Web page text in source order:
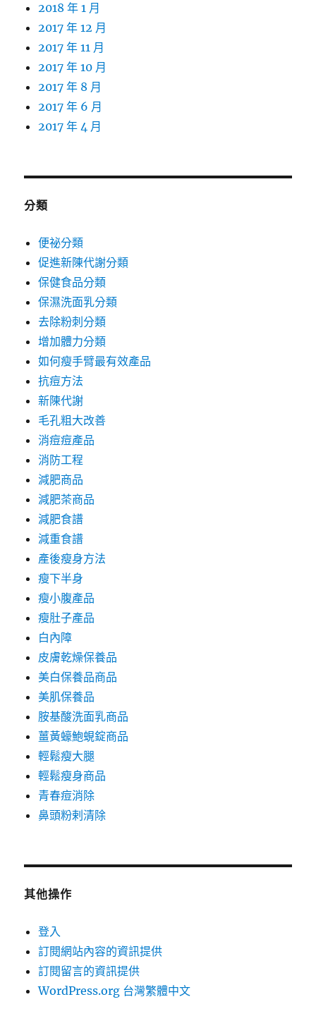
2018 年 1 月
2017 年 12 月
2017 年 11 月
2017 年 10 月
2017 年 8 月
2017 年 6 月
2017 年 4 月
分類
便祕分類
促進新陳代謝分類
保健食品分類
保濕洗面乳分類
去除粉刺分類
增加體力分類
如何瘦手臂最有效產品
抗痘方法
新陳代謝
毛孔粗大改善
消痘痘產品
消防工程
減肥商品
減肥茶商品
減肥食譜
減重食譜
產後瘦身方法
瘦下半身
瘦小腹產品
瘦肚子產品
白內障
皮膚乾燥保養品
美白保養品商品
美肌保養品
胺基酸洗面乳商品
薑黃蠔鮑蜆錠商品
輕鬆瘦大腿
輕鬆瘦身商品
青春痘消除
鼻頭粉剌清除
其他操作
登入
訂閱網站內容的資訊提供
訂閱留言的資訊提供
WordPress.org 台灣繁體中文